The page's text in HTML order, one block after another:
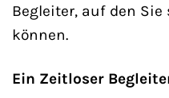
Begleiter, auf den
können.
Ein Zeitloser